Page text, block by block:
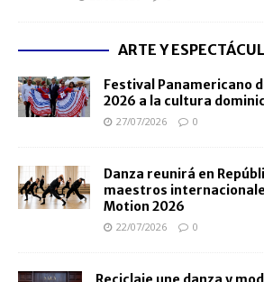
ARTE Y
Festival Panamericano
2026 a la cultura
27/07/2026 0
Danza reunirá en
maestros
Motion 2026
22/07/2026 0